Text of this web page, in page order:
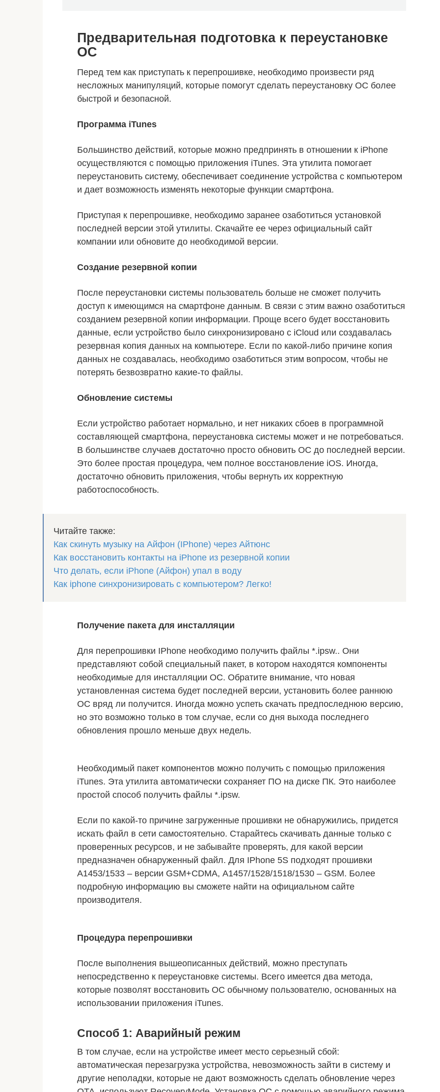
Предварительная подготовка к переустановке
ОС
Перед тем как приступать к перепрошивке, необходимо произвести ряд
несложных манипуляций, которые помогут сделать переустановку ОС более
быстрой и безопасной.
Программа iTunes
Большинство действий, которые можно предпринять в отношении к iPhone
осуществляются с помощью приложения iTunes. Эта утилита помогает
переустановить систему, обеспечивает соединение устройства с компьютером
и дает возможность изменять некоторые функции смартфона.
Приступая к перепрошивке, необходимо заранее озаботиться установкой
последней версии этой утилиты. Скачайте ее через официальный сайт
компании или обновите до необходимой версии.
Создание резервной копии
После переустановки системы пользователь больше не сможет получить
доступ к имеющимся на смартфоне данным. В связи с этим важно озаботиться
созданием резервной копии информации. Проще всего будет восстановить
данные, если устройство было синхронизировано с iCloud или создавалась
резервная копия данных на компьютере. Если по какой-либо причине копия
данных не создавалась, необходимо озаботиться этим вопросом, чтобы не
потерять безвозвратно какие-то файлы.
Обновление системы
Если устройство работает нормально, и нет никаких сбоев в программной
составляющей смартфона, переустановка системы может и не потребоваться.
В большинстве случаев достаточно просто обновить ОС до последней версии.
Это более простая процедура, чем полное восстановление iOS. Иногда,
достаточно обновить приложения, чтобы вернуть их корректную
работоспособность.
Читайте также:
Как скинуть музыку на Айфон (IPhone) через Айтюнс
Как восстановить контакты на iPhone из резервной копии
Что делать, если iPhone (Айфон) упал в воду
Как iphone синхронизировать с компьютером? Легко!
Получение пакета для инсталляции
Для перепрошивки IPhone необходимо получить файлы *.ipsw.. Они
представляют собой специальный пакет, в котором находятся компоненты
необходимые для инсталляции ОС. Обратите внимание, что новая
установленная система будет последней версии, установить более раннюю
ОС вряд ли получится. Иногда можно успеть скачать предпоследнюю версию,
но это возможно только в том случае, если со дня выхода последнего
обновления прошло меньше двух недель.
Необходимый пакет компонентов можно получить с помощью приложения
iTunes. Эта утилита автоматически сохраняет ПО на диске ПК. Это наиболее
простой способ получить файлы *.ipsw.
Если по какой-то причине загруженные прошивки не обнаружились, придется
искать файл в сети самостоятельно. Старайтесь скачивать данные только с
проверенных ресурсов, и не забывайте проверять, для какой версии
предназначен обнаруженный файл. Для IPhone 5S подходят прошивки
А1453/1533 – версии GSM+CDMA, А1457/1528/1518/1530 – GSM. Более
подробную информацию вы сможете найти на официальном сайте
производителя.
Процедура перепрошивки
После выполнения вышеописанных действий, можно преступать
непосредственно к переустановке системы. Всего имеется два метода,
которые позволят восстановить ОС обычному пользователю, основанных на
использовании приложения iTunes.
Способ 1: Аварийный режим
В том случае, если на устройстве имеет место серьезный сбой:
автоматическая перезагрузка устройства, невозможность зайти в систему и
другие неполадки, которые не дают возможность сделать обновление через